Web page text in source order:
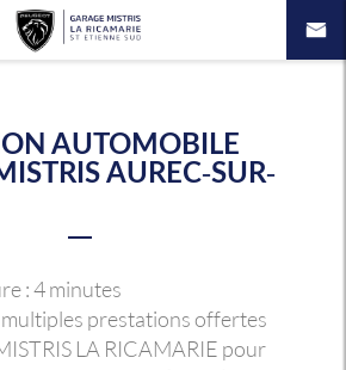
AUTOMOBILE
AUREC-SUR-
: 4 minutes
prestations offertes
LA RICAMARIE pour